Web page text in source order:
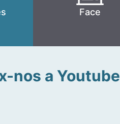
Face
nos a Youtube